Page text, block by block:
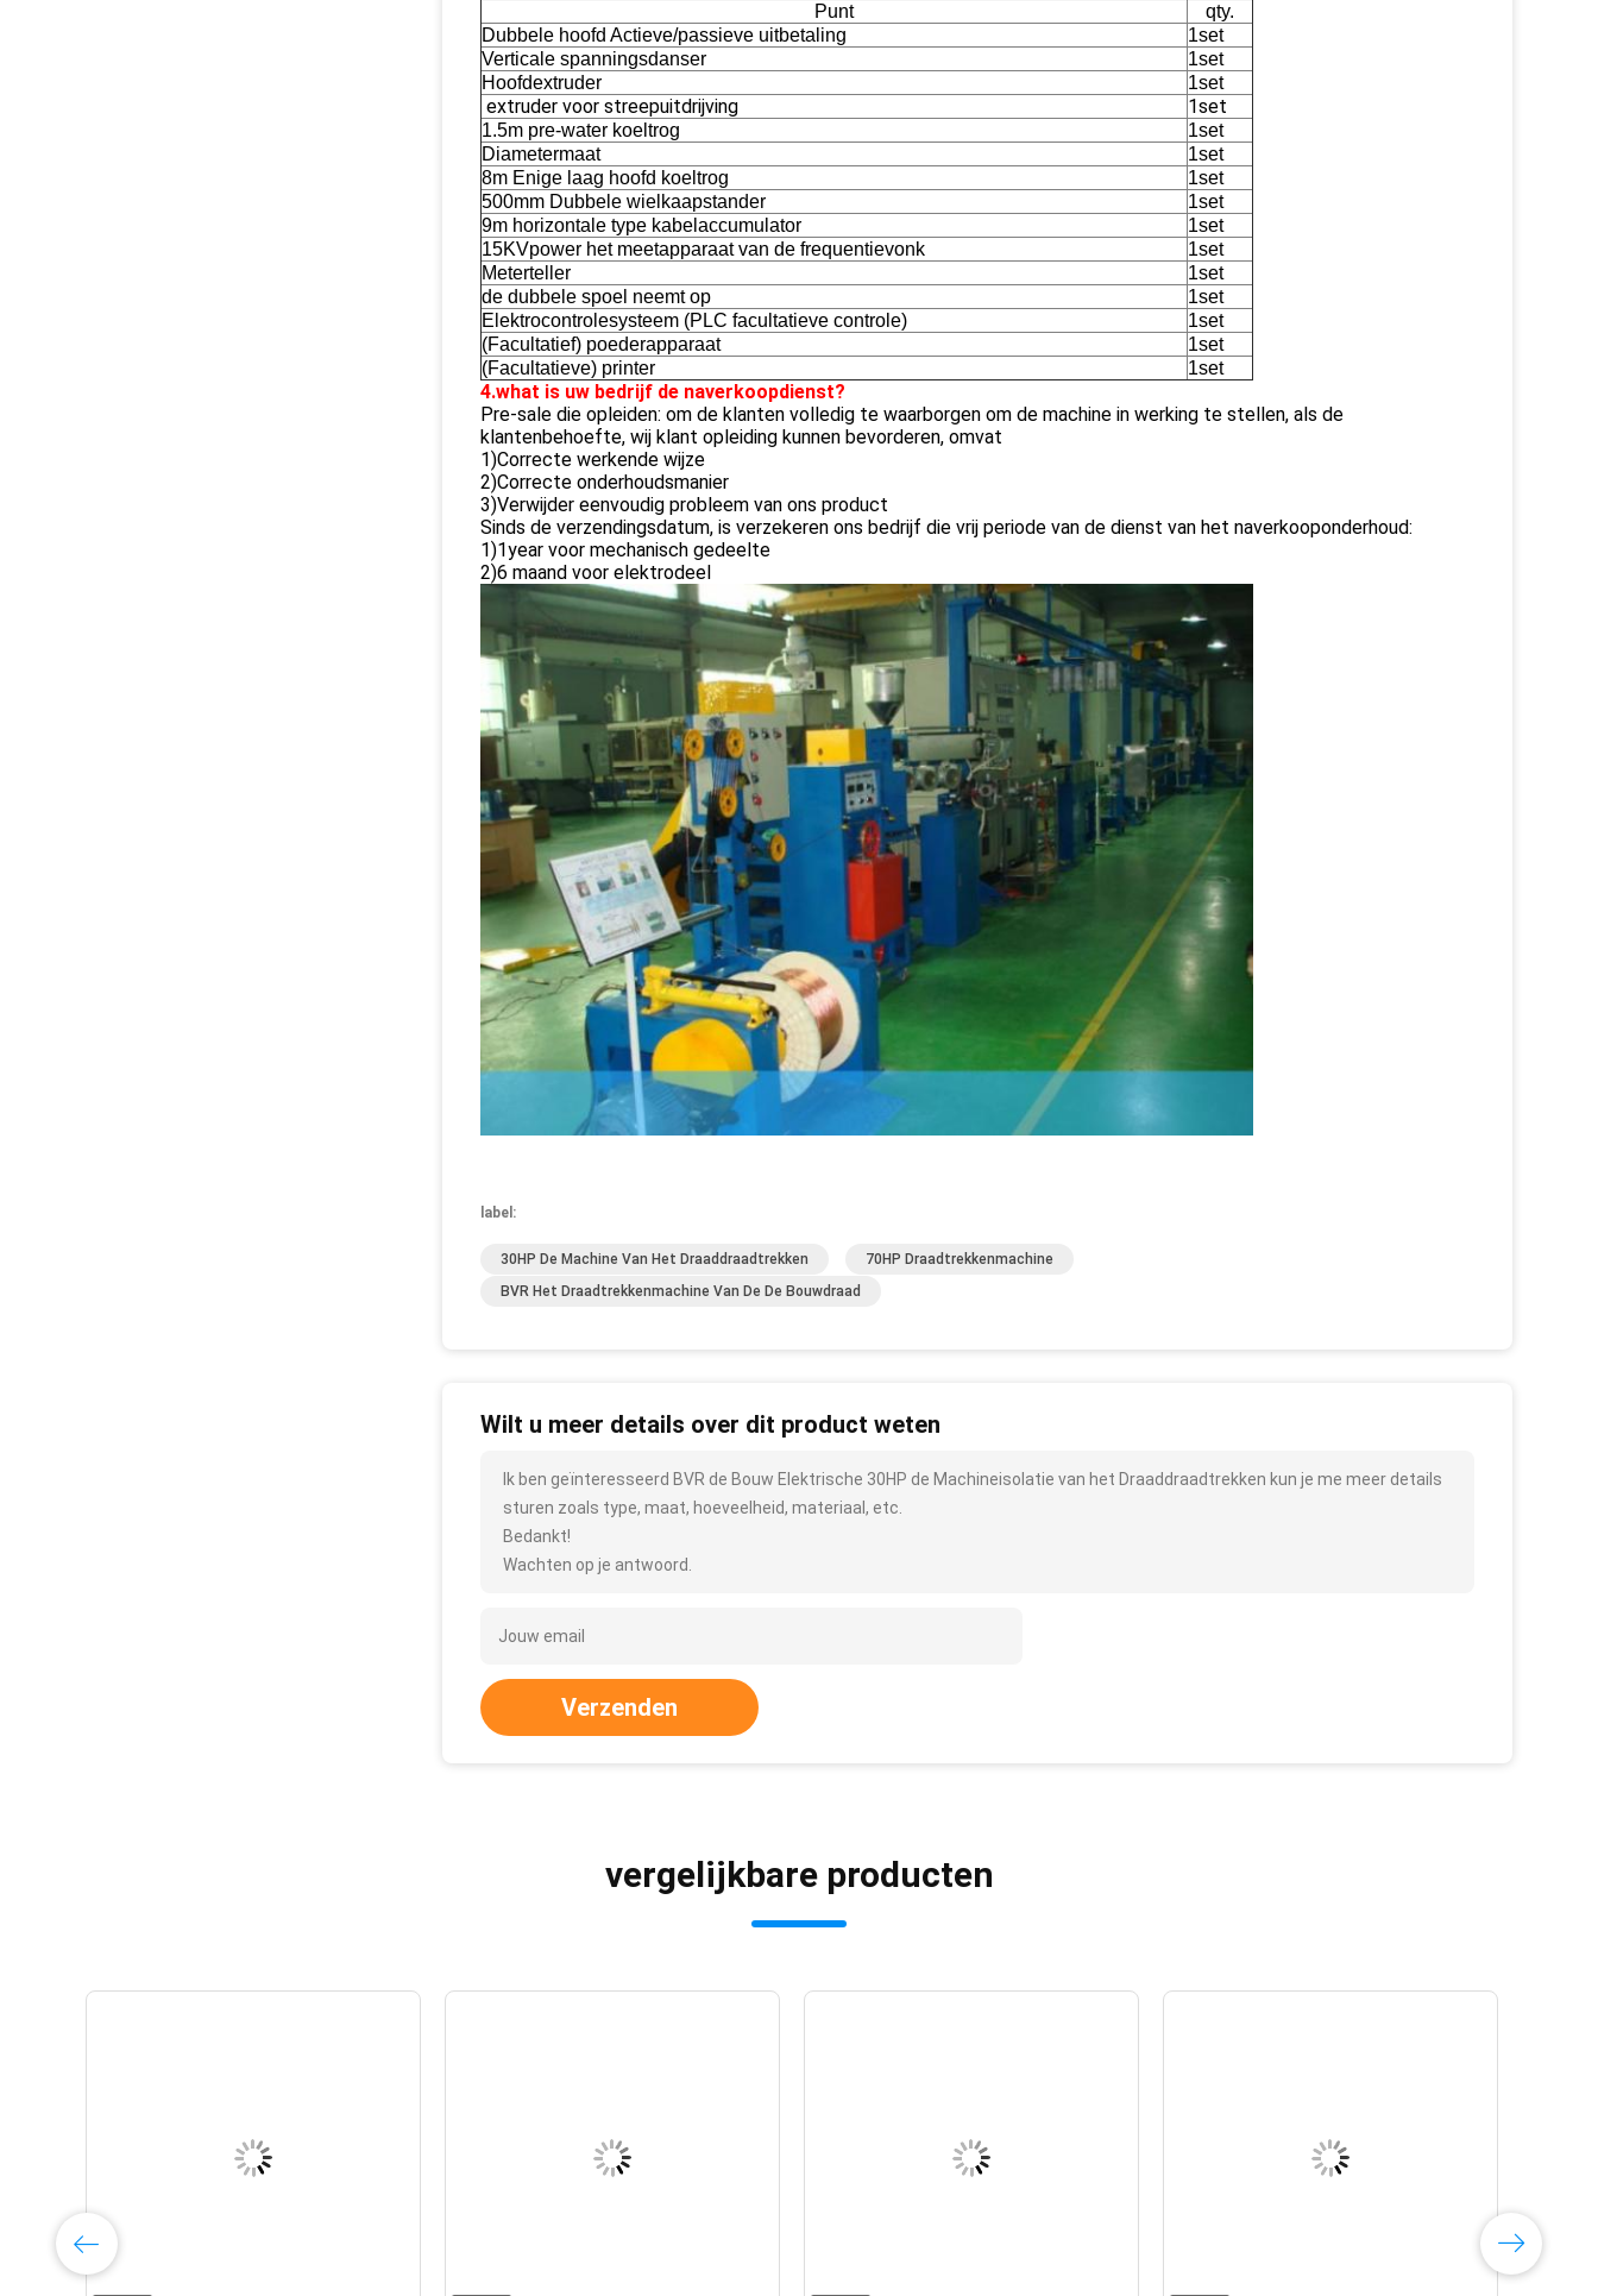
Punt
qty.
Dubbele hoofd Actieve/passieve uitbetaling
1set
Verticale spanningsdanser
1set
Hoofdextruder
1set
extruder voor streepuitdrijving 1set
1.5m pre-water koeltrog
1set
Diametermaat
1set
8m Enige laag hoofd koeltrog
1set
500mm Dubbele wielkaapstander
1set
9m horizontale type kabelaccumulator
1set
15KVpower het meetapparaat van de frequentievonk
1set
Meterteller
1set
de dubbele spoel neemt op
1set
Elektrocontrolesysteem (PLC facultatieve controle)
1set
(Facultatief) poederapparaat
1set
(Facultatieve) printer
1set
4.what is uw bedrijf de naverkoopdienst?
Pre-sale die opleiden: om de klanten volledig te waarborgen om de machine in werking te stellen, als de
klantenbehoefte, wij klant opleiding kunnen bevorderen, omvat
1)Correcte werkende wijze
2)Correcte onderhoudsmanier
3)Verwijder eenvoudig probleem van ons product
Sinds de verzendingsdatum, is verzekeren ons bedrijf die vrij periode van de dienst van het naverkooponderhoud:
1)1year voor mechanisch gedeelte
2)6 maand voor elektrodeel
label:
30HP De Machine Van Het Draaddraadtrekken
70HP Draadtrekkenmachine
BVR Het Draadtrekkenmachine Van De De Bouwdraad
Wilt u meer details over dit product weten
Ik ben geïnteresseerd BVR de Bouw Elektrische 30HP de Machineisolatie van het Draaddraadtrekken kun je me meer details
sturen zoals type, maat, hoeveelheid, materiaal, etc.
Bedankt!
Wachten op je antwoord.
Verzenden
vergelijkbare producten